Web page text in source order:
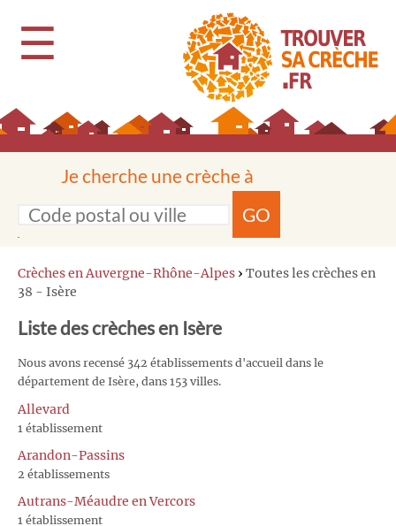
☰
Je cherche une crèche à
GO
Crèches en Auvergne-Rhône-Alpes › Toutes les crèches en
38 - Isère
Liste des crèches en Isère
Nous avons recensé 342 établissements d'accueil dans le
département de Isère, dans 153 villes.
Allevard
1 établissement
Arandon-Passins
2 établissements
Autrans-Méaudre en Vercors
1 établissement